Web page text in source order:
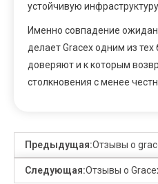
устойчивую
Именно совпадение
делает Gracex одним из
доверяют и к которым
столкновения с менее
Предыдущая:Отзывы о
Следующая:Отзывы о